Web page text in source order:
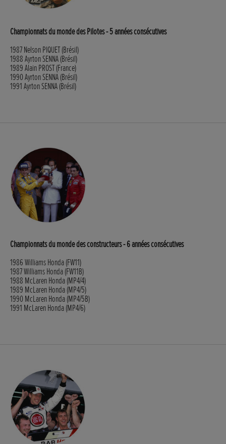
Championnats du monde des Pilotes - 5 années consécutives
1987 Nelson PIQUET (Brésil)
1988 Ayrton SENNA (Brésil)
1989 Alain PROST (France)
1990 Ayrton SENNA (Brésil)
1991 Ayrton SENNA (Brésil)
Championnats du monde des constructeurs - 6 années consécutives
1986 Williams Honda (FW11)
1987 Williams Honda (FW11B)
1988 McLaren Honda (MP4/4)
1989 McLaren Honda (MP4/5)
1990 McLaren Honda (MP4/5B)
1991 McLaren Honda (MP4/6)